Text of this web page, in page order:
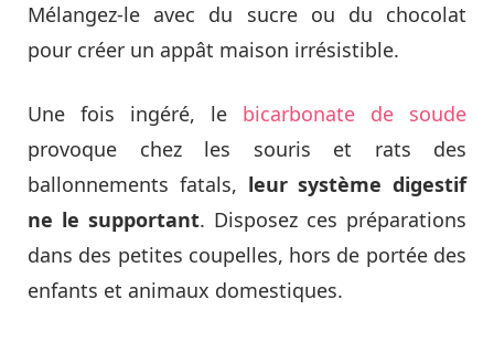
Mélangez-le avec du sucre ou du chocolat
pour créer un appât maison irrésistible.
Une fois ingéré, le bicarbonate de soude
provoque chez les souris et rats des
ballonnements fatals, leur système digestif
ne le supportant. Disposez ces préparations
dans des petites coupelles, hors de portée des
enfants et animaux domestiques.